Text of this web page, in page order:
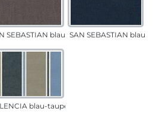
SEBASTIAN blau-sandSAN SEBASTIAN blau
blau-taupe